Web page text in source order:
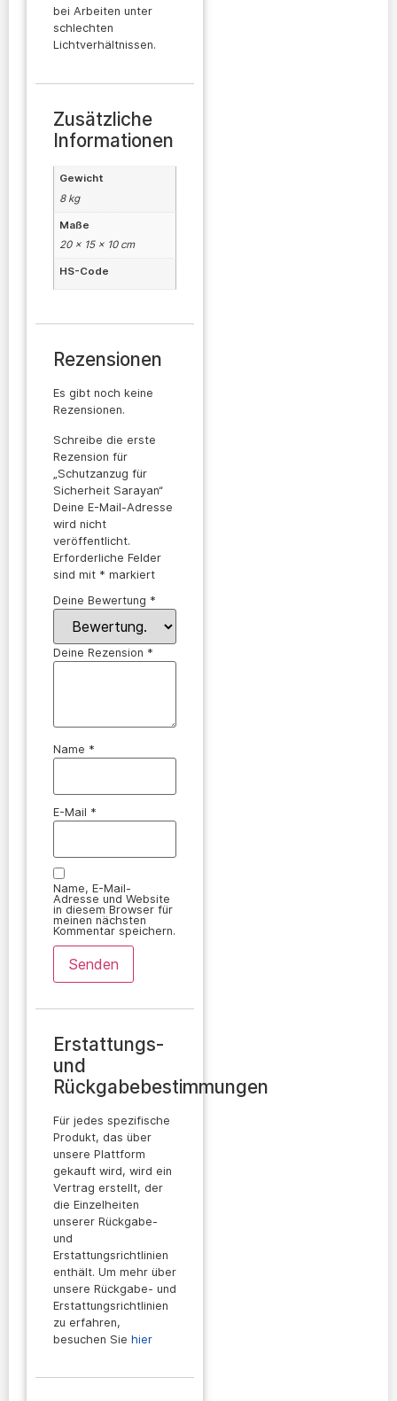
bei Arbeiten unter
schlechten
Lichtverhältnissen.
Zusätzliche
Informationen
Gewicht
8 kg
Maße
20 × 15 × 10 cm
HS-Code
Rezensionen
Es gibt noch keine
Rezensionen.
Schreibe die erste
Rezension für
„Schutzanzug für
Sicherheit Sarayan“
Deine E-Mail-Adresse
wird nicht
veröffentlicht.
Erforderliche Felder
sind mit * markiert
Deine Bewertung *
Deine Rezension *
Name *
E-Mail *
Name, E-Mail-
Adresse und Website
in diesem Browser für
meinen nächsten
Kommentar speichern.
Erstattungs-
und
Rückgabebestimmungen
Für jedes spezifische
Produkt, das über
unsere Plattform
gekauft wird, wird ein
Vertrag erstellt, der
die Einzelheiten
unserer Rückgabe-
und
Erstattungsrichtlinien
enthält. Um mehr über
unsere Rückgabe- und
Erstattungsrichtlinien
zu erfahren,
besuchen Sie hier